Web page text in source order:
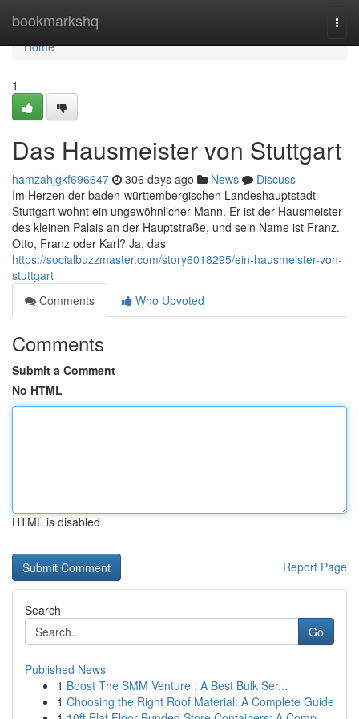
bookmarkshq
Home
Home
1
Das Hausmeister von Stuttgart
hamzahjgkf696647 306 days ago News
Discuss
Im Herzen der baden-württembergischen Landeshauptstadt
Stuttgart wohnt ein ungewöhnlicher Mann. Er ist der Hausmeister
des kleinen Palais an der Hauptstraße, und sein Name ist Franz.
Otto, Franz oder Karl? Ja, das
https://socialbuzzmaster.com/story6018295/ein-hausmeister-von-
stuttgart
Comments
Who Upvoted
Comments
Submit a Comment
No HTML
HTML is disabled
Report Page
Search
Go
Published News
1 Boost The SMM Venture : A Best Bulk Ser...
1 Choosing the Right Roof Material: A Complete Guide